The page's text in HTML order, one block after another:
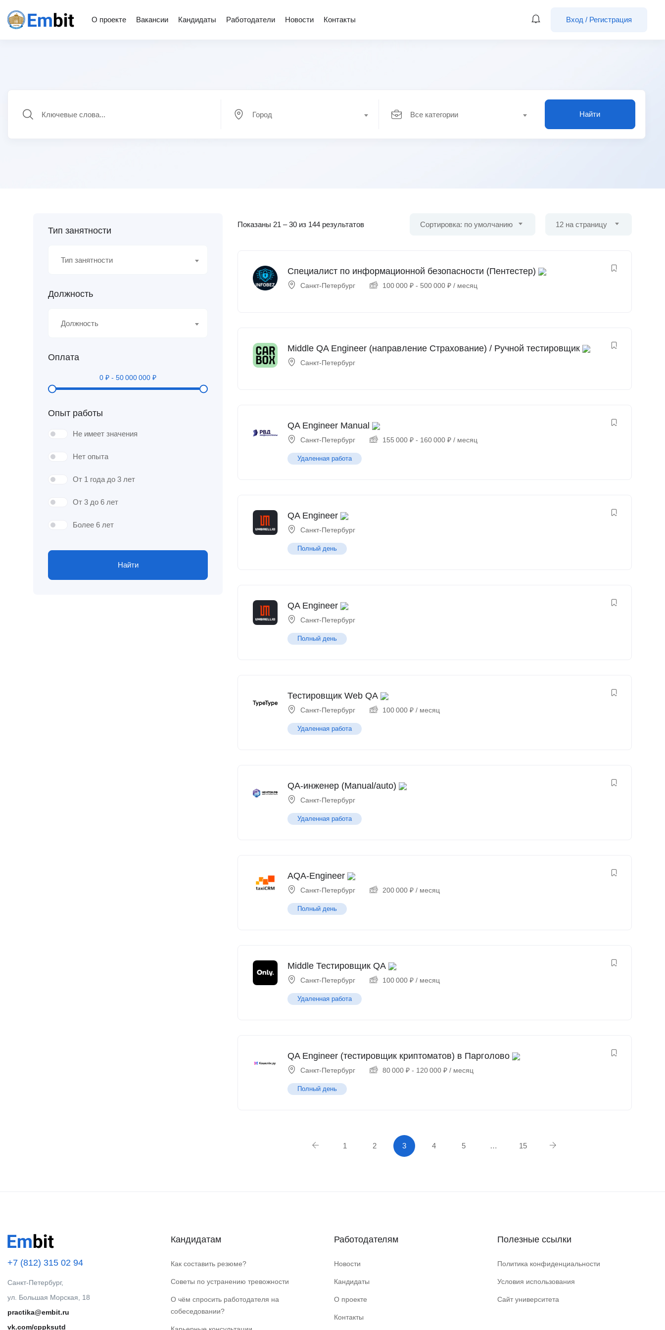
О проекте Вакансии Кандидаты Работодатели Новости Контакты Вход / Регистрация
Город Все категории Найти
Тип занятности
Тип занятности
Должность
Должность
Оплата
0 ₽ - 50 000 000 ₽
Опыт работы
Не имеет значения
Нет опыта
От 1 года до 3 лет
От 3 до 6 лет
Более 6 лет
Найти
Показаны 21 –30 из 144 результатов Сортировка: по умолчанию 12 на страницу
Специалист по информационной безопасности (Пентестер)
Санкт-Петербург 100 000 ₽ - 500 000 ₽ / месяц
Middle QA Engineer (направление Страхование) / Ручной тестировщик
Санкт-Петербург
QA Engineer Manual
Санкт-Петербург 155 000 ₽ - 160 000 ₽ / месяц
Удаленная работа
QA Engineer
Санкт-Петербург
Полный день
QA Engineer
Санкт-Петербург
Полный день
Тестировщик Web QA
Санкт-Петербург 100 000 ₽ / месяц
Удаленная работа
QA-инженер (Manual/auto)
Санкт-Петербург
Удаленная работа
AQA-Engineer
Санкт-Петербург 200 000 ₽ / месяц
Полный день
Middle Тестировщик QA
Санкт-Петербург 100 000 ₽ / месяц
Удаленная работа
QA Engineer (тестировщик криптоматов) в Парголово
Санкт-Петербург 80 000 ₽ - 120 000 ₽ / месяц
Полный день
1 2 3 4 5 … 15
+7 (812) 315 02 94
Санкт-Петербург,
ул. Большая Морская, 18
practika@embit.ru
vk.com/cppksutd
Кандидатам
Как составить резюме?
Советы по устранению тревожности
О чём спросить работодателя на
собеседовании?
Работодателям
Новости
Кандидаты
О проекте
Контакты
Полезные ссылки
Политика конфиденциальности
Условия использования
Сайт университета